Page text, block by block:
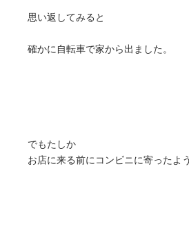
思い返してみると
確かに自転車で家から出ました。
でもたしか
お店に来る前にコンビニに寄ったよ